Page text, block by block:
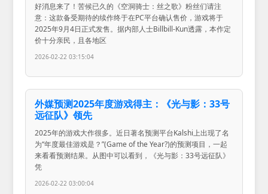
好消息来了！苦候已久的《空洞骑士：丝之歌》粉丝们请注
意：这款备受期待的续作终于在PC平台确认售价，游戏将于
2025年9月4日正式发售。据内部人士Billbill-Kun透露，本作定
价十分亲民，且各地区
2026-02-22 03:15:04
外媒预测2025年度游戏得主：《光与影：33号
远征队》领先
2025年的游戏大作很多。近日著名预测平台Kalshi上出现了名
为“年度最佳游戏是？”(Game of the Year?)的预测项目，一起
来看看预测结果。从图中可以看到，《光与影：33号远征队》
凭
2026-02-22 03:00:04